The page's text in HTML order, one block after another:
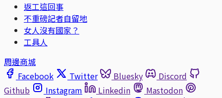
返工這回事
不重磅記者自留地
女人沒有國家？
工具人
周邊商城
Facebook
Twitter Bluesky
Discord
Github
Instagram Linkedin
Mastodon